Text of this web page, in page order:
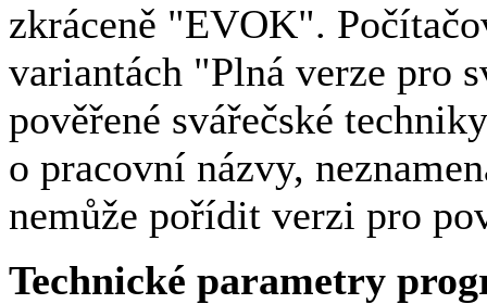
zkráceně "EVOK".
variantách "Plná verze pro
pověřené svářečské
o pracovní názvy,
nemůže pořídit verzi pro
Technické parametry